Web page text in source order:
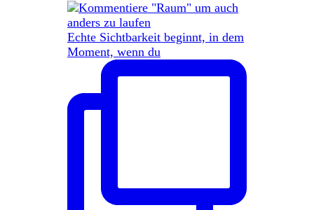
Echte Sichtbarkeit beginnt, in dem
Moment, wenn du